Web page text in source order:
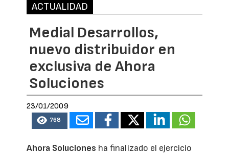
ACTUALIDAD
Medial Desarrollos,
nuevo distribuidor en
exclusiva de Ahora
Soluciones
23/01/2009
768
Ahora Soluciones ha finalizado el ejercicio